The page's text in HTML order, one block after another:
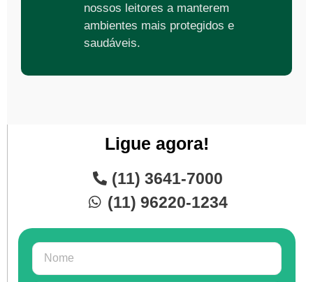
nossos leitores a manterem
ambientes mais protegidos e
saudáveis.
Ligue agora!
(11) 3641-7000
(11) 96220-1234